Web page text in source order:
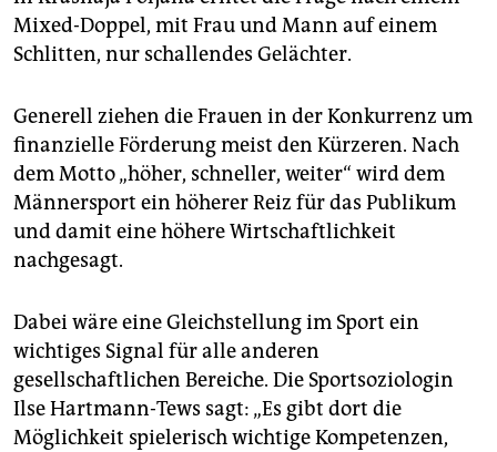
Mixed-Doppel, mit Frau und Mann auf einem
Schlitten, nur schallendes Gelächter.
Generell ziehen die Frauen in der Konkurrenz um
finanzielle Förderung meist den Kürzeren. Nach
dem Motto „höher, schneller, weiter“ wird dem
Männersport ein höherer Reiz für das Publikum
und damit eine höhere Wirtschaftlichkeit
nachgesagt.
Dabei wäre eine Gleichstellung im Sport ein
wichtiges Signal für alle anderen
gesellschaftlichen Bereiche. Die Sportsoziologin
Ilse Hartmann-Tews sagt: „Es gibt dort die
Möglichkeit spielerisch wichtige Kompetenzen,